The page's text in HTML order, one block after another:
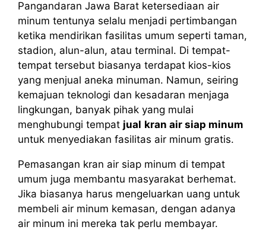
Pangandaran Jawa Barat ketersediaan air
minum tentunya selalu menjadi pertimbangan
ketika mendirikan fasilitas umum seperti taman,
stadion, alun-alun, atau terminal. Di tempat-
tempat tersebut biasanya terdapat kios-kios
yang menjual aneka minuman. Namun, seiring
kemajuan teknologi dan kesadaran menjaga
lingkungan, banyak pihak yang mulai
menghubungi tempat jual kran air siap minum
untuk menyediakan fasilitas air minum gratis.
Pemasangan kran air siap minum di tempat
umum juga membantu masyarakat berhemat.
Jika biasanya harus mengeluarkan uang untuk
membeli air minum kemasan, dengan adanya
air minum ini mereka tak perlu membayar.